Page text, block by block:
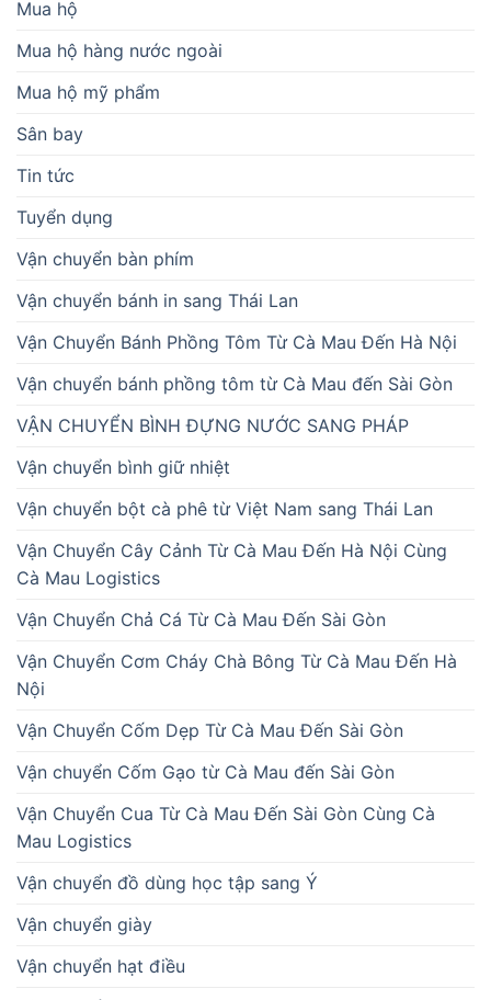
Mua hộ
Mua hộ hàng nước ngoài
Mua hộ mỹ phẩm
Sân bay
Tin tức
Tuyển dụng
Vận chuyển bàn phím
Vận chuyển bánh in sang Thái Lan
Vận Chuyển Bánh Phồng Tôm Từ Cà Mau Đến Hà Nội
Vận chuyển bánh phồng tôm từ Cà Mau đến Sài Gòn
VẬN CHUYỂN BÌNH ĐỰNG NƯỚC SANG PHÁP
Vận chuyển bình giữ nhiệt
Vận chuyển bột cà phê từ Việt Nam sang Thái Lan
Vận Chuyển Cây Cảnh Từ Cà Mau Đến Hà Nội Cùng
Cà Mau Logistics
Vận Chuyển Chả Cá Từ Cà Mau Đến Sài Gòn
Vận Chuyển Cơm Cháy Chà Bông Từ Cà Mau Đến Hà
Nội
Vận Chuyển Cốm Dẹp Từ Cà Mau Đến Sài Gòn
Vận chuyển Cốm Gạo từ Cà Mau đến Sài Gòn
Vận Chuyển Cua Từ Cà Mau Đến Sài Gòn Cùng Cà
Mau Logistics
Vận chuyển đồ dùng học tập sang Ý
Vận chuyển giày
Vận chuyển hạt điều